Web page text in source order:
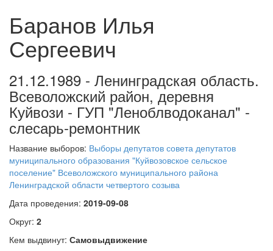
Баранов Илья
Сергеевич
21.12.1989 - Ленинградская область.
Всеволожский район, деревня
Куйвози - ГУП "Леноблводоканал" -
слесарь-ремонтник
Название выборов: Выборы депутатов совета депутатов
муниципального образования "Куйвозовское сельское
поселение" Всеволожского муниципального района
Ленинградской области четвертого созыва
Дата проведения: 2019-09-08
Округ: 2
Кем выдвинут: Самовыдвижение